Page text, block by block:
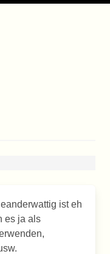
ist eh
es ja als